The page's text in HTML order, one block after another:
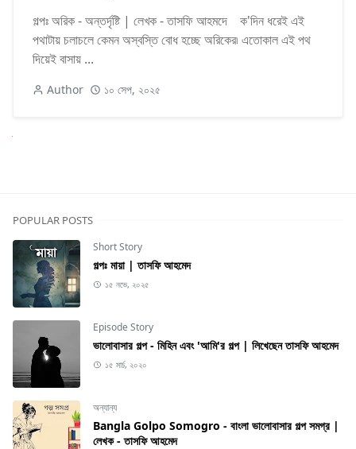
গল্পঃ অরিক - অন্তর্দৃষ্টি | লেখক - তাসফি আহমদে ক'দিন ধরেই এই
পথাটায় চলাচলে কেমন অস্বস্তি বোধ হচ্ছে অরিকের৷ এতোকাল এই পথ
দিয়েই বাসায় ...
Author ১০ সেপ, ২০২৫
POPULAR POSTS
Short Story
গল্পঃ মায়া | তাসফি আহমেদ
১৫ নভে, ২০২৫
Episode Story
ভালোবাসার গল্প - মিহিন এবং 'আমি'র গল্প | লিখেছেন তাসফি আহমেদ
১৫ মার্চ, ২০২০
অন্যান্য
Bangla Golpo Somogro - বাংলা ভালোবাসার গল্প সমগ্র |
লেখক - তাসফি আহমেদ